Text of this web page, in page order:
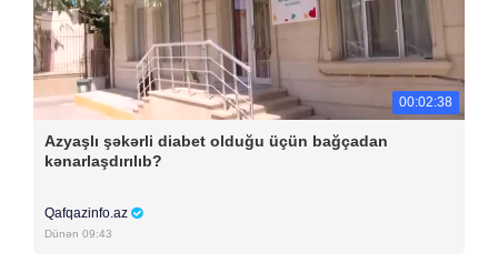
00:02:38
Azyaşlı şəkərli diabet olduğu üçün bağçadan
kənarlaşdırılıb?
Qafqazinfo.az
Dünən 09:43